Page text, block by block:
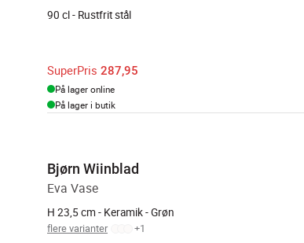
90 cl - Rustfrit stål
SuperPris 287,95
På lager online
På lager i butik
Bjørn Wiinblad
Eva Vase
H 23,5 cm - Keramik - Grøn
flere varianter +1